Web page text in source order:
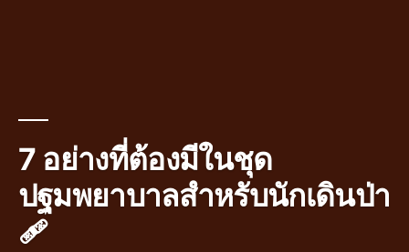
7 อย่างที่ต้องมีในชุด
ปฐมพยาบาลสำหรับนักเดินป่า
🩹